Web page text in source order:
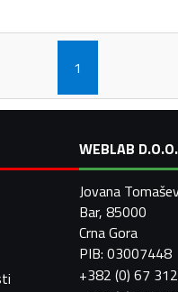
1
WEBLAB D.O.O.
Jovana
Bar, 85000
Crna Gora
PIB: 03007448
+382 (0) 67